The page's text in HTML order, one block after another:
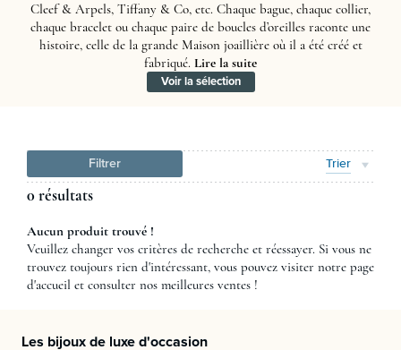
Cleef & Arpels, Tiffany & Co, etc. Chaque bague, chaque collier,
chaque bracelet ou chaque paire de boucles d’oreilles raconte une
histoire, celle de la grande Maison joaillière où il a été créé et
fabriqué. Lire la suite
Voir la sélection
Filtrer Trier
0 résultats
Aucun produit trouvé !
Veuillez changer vos critères de recherche et réessayer. Si vous ne
trouvez toujours rien d'intéressant, vous pouvez visiter notre page
d'accueil et consulter nos meilleures ventes !
Les bijoux de luxe d'occasion